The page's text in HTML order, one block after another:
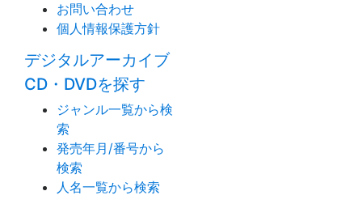
お問い合わせ
個人情報保護方針
デジタルアーカイブ
CD・DVDを探す
ジャンル一覧から検
索
発売年月/番号から
検索
人名一覧から検索